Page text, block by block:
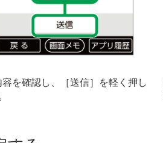
容を確認し、［送信］を軽く押し